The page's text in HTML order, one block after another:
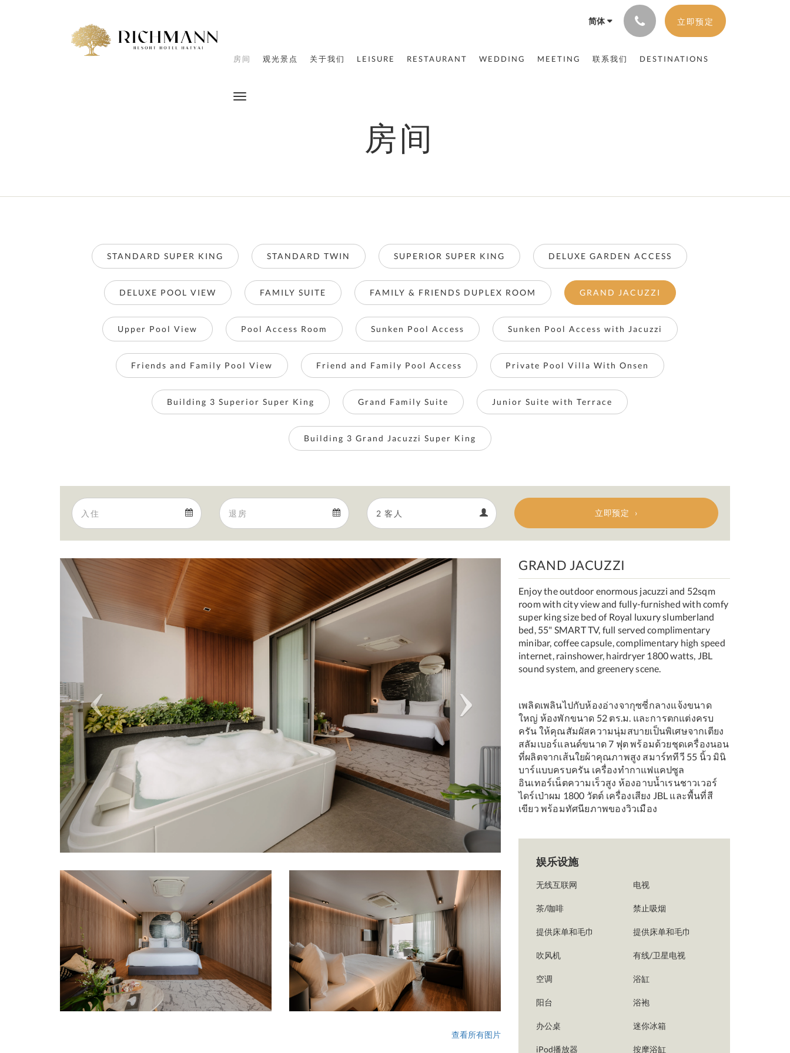
简体 立即预定
房间 观光景点 关于我们 LEISURE RESTAURANT WEDDING MEETING 联系我们 DESTINATIONS
房间
STANDARD SUPER KING STANDARD TWIN SUPERIOR SUPER KING DELUXE GARDEN ACCESS
DELUXE POOL VIEW FAMILY SUITE FAMILY & FRIENDS DUPLEX ROOM GRAND JACUZZI
Upper Pool View Pool Access Room Sunken Pool Access Sunken Pool Access with Jacuzzi
Friends and Family Pool View Friend and Family Pool Access Private Pool Villa With Onsen
Building 3 Superior Super King Grand Family Suite Junior Suite with Terrace
Building 3 Grand Jacuzzi Super King
立即预定
查看所有图片
GRAND JACUZZI
Enjoy the outdoor enormous jacuzzi and 52sqm
room with city view and fully-furnished with comfy
super king size bed of Royal luxury slumberland
bed, 55" SMART TV, full served complimentary
minibar, coffee capsule, complimentary high speed
internet, rainshower, hairdryer 1800 watts, JBL
sound system, and greenery scene.
เพลิดเพลินไปกับห้องอ่างจากุซซี่กลางแจ้งขนาด
ใหญ่ ห้องพักขนาด 52 ตร.ม. และการตกแต่งครบ
ครัน ให้คุณสัมผัสความนุ่มสบายเป็นพิเศษจากเตียง
สลัมเบอร์แลนด์ขนาด 7 ฟุต พร้อมด้วยชุดเครื่องนอน
ที่ผลิตจากเส้นใยผ้าคุณภาพสูง สมาร์ททีวี 55 นิ้ว มินิ
บาร์แบบครบครัน เครื่องทำกาแฟแคปซูล
อินเทอร์เน็ตความเร็วสูง ห้องอาบน้ำเรนชาวเวอร์
ไดร์เป่าผม 1800 วัตต์ เครื่องเสียง JBL และพื้นที่สี
เขียว พร้อมทัศนียภาพของวิวเมือง
娱乐设施
无线互联网 电视
茶/咖啡 禁止吸烟
提供床单和毛巾 提供床单和毛巾
吹风机 有线/卫星电视
空调 浴缸
阳台 浴袍
办公桌 迷你冰箱
iPod播放器 按摩浴缸